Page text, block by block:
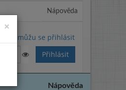
Nápověda
Nemůžu se přihlásit
Nápověda
×